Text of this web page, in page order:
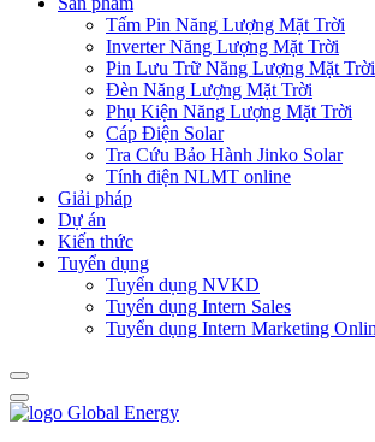
Tấm Pin Năng Lượng Mặt Trời
Inverter Năng Lượng Mặt Trời
Pin Lưu Trữ Năng Lượng Mặt Trời
Đèn Năng Lượng Mặt Trời
Phụ Kiện Năng Lượng Mặt Trời
Cáp Điện Solar
Tra Cứu Bảo Hành Jinko Solar
Tính điện NLMT online
Giải pháp
Dự án
Kiến thức
Tuyển dụng
Tuyển dụng NVKD
Tuyển dụng Intern Sales
Tuyển dụng Intern Marketing